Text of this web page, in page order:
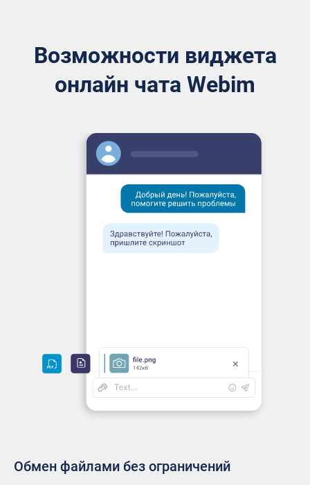
Возможности виджета
онлайн чата Webim
Обмен файлами без ограничений